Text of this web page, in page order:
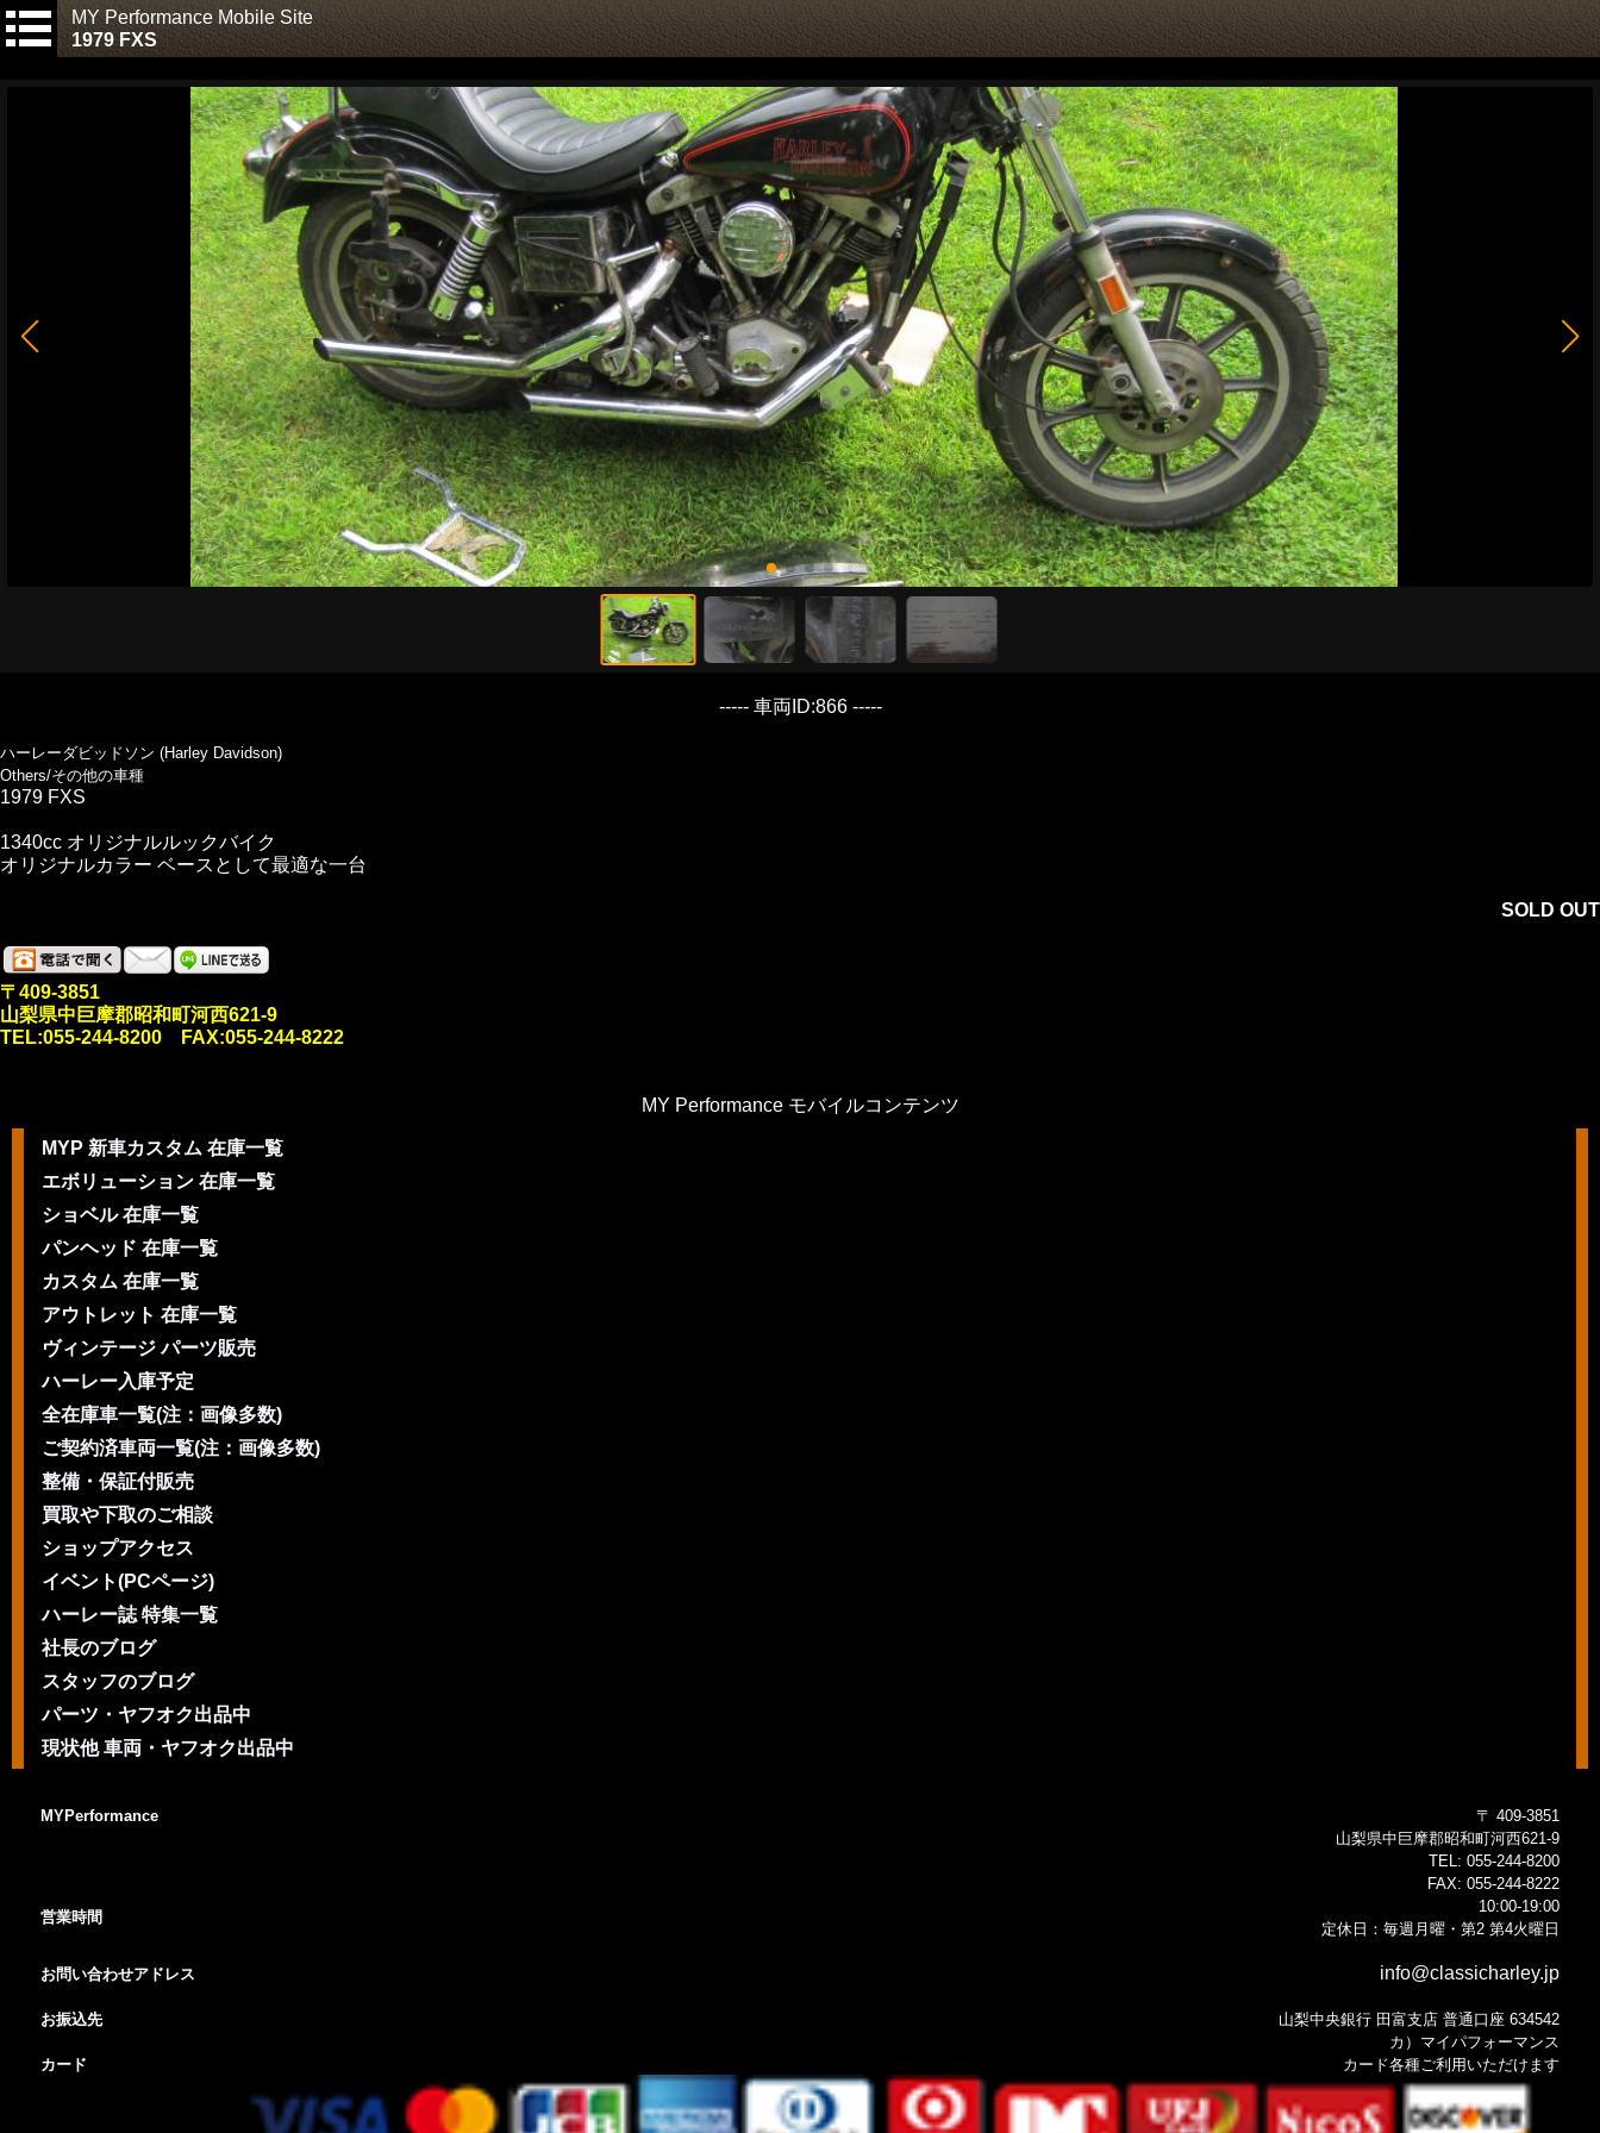
MY Performance Mobile Site
1979 FXS
----- 車両ID:866 -----
ハーレーダビッドソン (Harley Davidson)
Others/その他の車種
1979 FXS
1340cc オリジナルルックバイク
オリジナルカラー ベースとして最適な一台
SOLD OUT
〒409-3851
山梨県中巨摩郡昭和町河西621-9
TEL:055-244-8200 FAX:055-244-8222
MY Performance モバイルコンテンツ
MYP 新車カスタム 在庫一覧
エボリューション 在庫一覧
ショベル 在庫一覧
パンヘッド 在庫一覧
カスタム 在庫一覧
アウトレット 在庫一覧
ヴィンテージ パーツ販売
ハーレー入庫予定
全在庫車一覧(注：画像多数)
ご契約済車両一覧(注：画像多数)
整備・保証付販売
買取や下取のご相談
ショップアクセス
イベント(PCページ)
ハーレー誌 特集一覧
社長のブログ
スタッフのブログ
パーツ・ヤフオク出品中
現状他 車両・ヤフオク出品中
MYPerformance
〒 409-3851
山梨県中巨摩郡昭和町河西621-9
TEL: 055-244-8200
FAX: 055-244-8222
営業時間
10:00-19:00
定休日：毎週月曜・第2 第4火曜日
お問い合わせアドレス info@classicharley.jp
お振込先
山梨中央銀行 田富支店 普通口座 634542
カ）マイパフォーマンス
カード
カード各種ご利用いただけます